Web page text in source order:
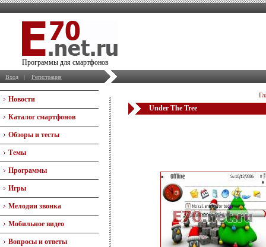
Программы для смартфонов
Вход | Регистрация
Новости
Каталог смартфонов
Обзоры и тесты
Темы
Программы
Игры
Мелодии звонка
Мобильное видео
Вопросы и ответы
Under The Tree